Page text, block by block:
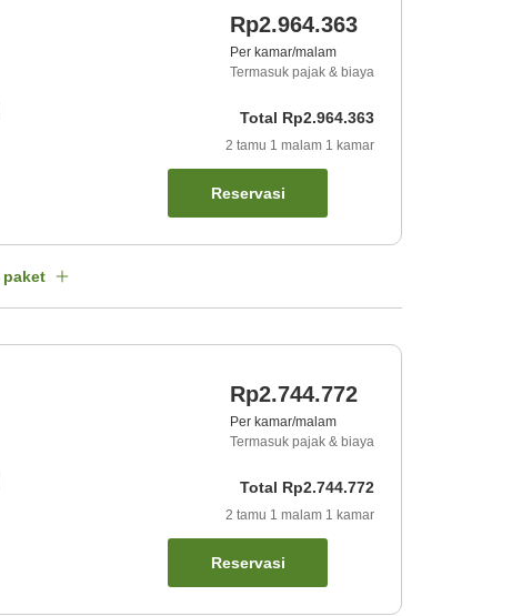
Rp2.964.363
Per kamar/malam
Termasuk pajak & biaya
Total Rp2.964.363
2 tamu 1 malam 1 kamar
Reservasi
paket
Rp2.744.772
Per kamar/malam
Termasuk pajak & biaya
Total Rp2.744.772
2 tamu 1 malam 1 kamar
Reservasi